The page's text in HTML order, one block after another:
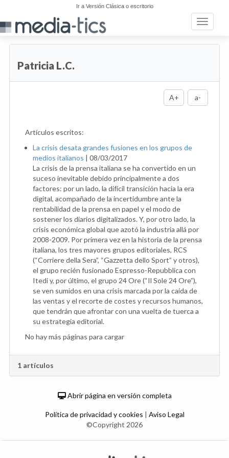
Ir a Versión Clásica o escritorio
Toggle
Patricia L.C.
A+ a-
Artículos escritos:
La crisis desata grandes fusiones en los grupos de
medios italianos | 08/03/2017
La crisis de la prensa italiana se ha convertido en un
suceso inevitable debido principalmente a dos
factores: por un lado, la difícil transición hacia la era
digital, acompañado de la incertidumbre ante la
rentabilidad de la prensa en papel y el modo de
sostener los diarios digitalizados. Y, por otro lado, la
crisis económica global que azotó la industria allá por
2008-2009. Por primera vez en la historia de la prensa
italiana, los tres mayores grupos editoriales, RCS
(“Corriere della Sera”, “Gazzetta dello Sport” y otros),
el grupo recién fusionado Espresso-Repubblica con
Itedi y, por último, el grupo 24 Ore (“Il Sole 24 Ore”),
se ven sumidos en una crisis marcada por la caída de
las ventas y el recorte de costes y recursos humanos,
que tendrán que afrontar con una vuelta de tuerca a
su estrategia editorial.
No hay más páginas para cargar
1 artículos
Abrir página en versión completa
Política de privacidad y cookies | Aviso Legal
©Copyright 2026